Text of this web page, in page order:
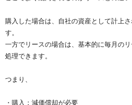
購入した場合は、自社の資産として計上
す。
一方でリースの場合は、基本的に毎月の
処理できます。
つまり、
・購入：減価償却が必要